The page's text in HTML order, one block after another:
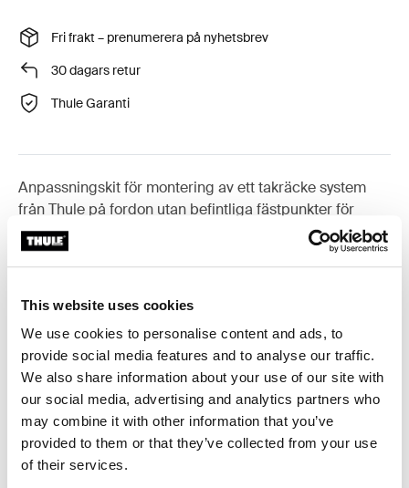
This website uses cookies
We use cookies to personalise content and ads, to
provide social media features and to analyse our traffic.
We also share information about your use of our site with
our social media, advertising and analytics partners who
may combine it with other information that you’ve
provided to them or that they’ve collected from your use
of their services.
Fri frakt – prenumerera på nyhetsbrev
30 dagars retur
Thule Garanti
Anpassningskit för montering av ett takräcke system
från Thule på fordon utan befintliga fästpunkter för
takräcke eller fabriksmonterade räcken.
Toggle features
Alla funktioner
Toggle techspec
Tekniska specifikationer
Toggle guides and instructions
Instruktioner